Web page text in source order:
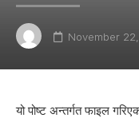
November
यो पोष्ट अन्तर्गत फाइल